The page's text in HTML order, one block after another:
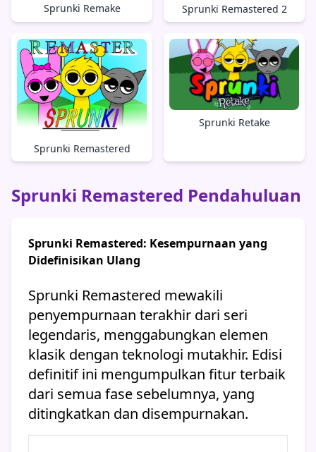
Sprunki Remake Sprunki Remastered 2
Sprunki Remastered
Sprunki Retake
Sprunki Remastered Pendahuluan
Sprunki Remastered: Kesempurnaan yang
Didefinisikan Ulang
Sprunki Remastered mewakili
penyempurnaan terakhir dari seri
legendaris, menggabungkan elemen
klasik dengan teknologi mutakhir. Edisi
definitif ini mengumpulkan fitur terbaik
dari semua fase sebelumnya, yang
ditingkatkan dan disempurnakan.